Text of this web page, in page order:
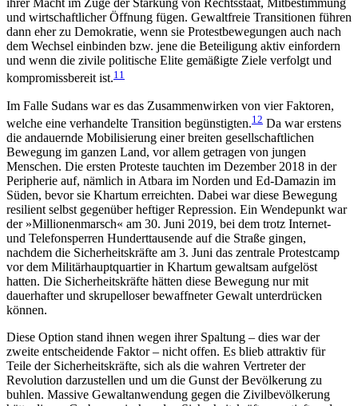
ihrer Macht im Zuge der Stärkung von Rechtsstaat, Mitbestimmung
und wirt­schaftlicher Öffnung fügen. Gewaltfreie Transitionen führen
dann eher zu Demokratie, wenn sie Protestbewegungen auch nach
dem Wechsel einbinden bzw. jene die Betei­ligung aktiv einfordern
und wenn die zivile politische Elite gemäßigte Ziele verfolgt und
kompromissbereit ist.11
Im Falle Sudans war es das Zusammenwirken von vier Faktoren,
welche eine verhandelte Transition begünstigten.12 Da war erstens
die andauernde Mobi­lisierung einer breiten gesellschaftlichen
Bewegung im ganzen Land, vor allem getragen von jungen
Menschen. Die ersten Proteste tauchten im Dezember 2018 in der
Peripherie auf, nämlich in Atbara im Norden und Ed-Damazin im
Süden, bevor sie Khar­tum erreichten. Dabei war diese Bewegung
resilient selbst gegenüber heftiger Repression. Ein Wendepunkt war
der »Millionenmarsch« am 30. Juni 2019, bei dem trotz Internet-
und Telefonsperren Hunderttausende auf die Straße gingen,
nachdem die Sicher­heitskräfte am 3. Juni das zentrale Protestcamp
vor dem Militärhauptquartier in Khartum gewaltsam aufgelöst
hatten. Die Sicherheitskräfte hätten diese Bewegung nur mit
dauerhafter und skrupelloser bewaffneter Gewalt unterdrücken
können.
Diese Option stand ihnen wegen ihrer Spaltung – dies war der
zweite entscheidende Faktor – nicht offen. Es blieb attraktiv für
Teile der Sicherheitskräfte, sich als die wahren Vertreter der
Revolution darzustellen und um die Gunst der Bevölkerung zu
buhlen. Massive Gewaltanwendung gegen die Zivilbevölkerung